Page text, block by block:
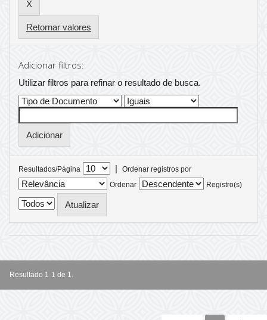
Retornar valores
Adicionar filtros:
Utilizar filtros para refinar o resultado de busca.
Resultados/Página |
Ordenar registros por
Ordenar
Registro(s)
Resultado 1-1 de 1.